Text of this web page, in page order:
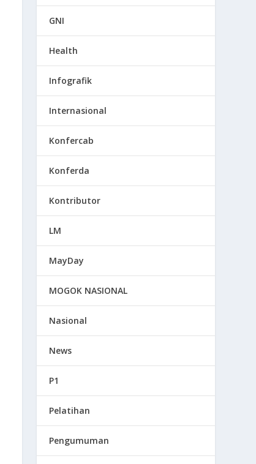
GNI
Health
Infografik
Internasional
Konfercab
Konferda
Kontributor
LM
MayDay
MOGOK NASIONAL
Nasional
News
P1
Pelatihan
Pengumuman